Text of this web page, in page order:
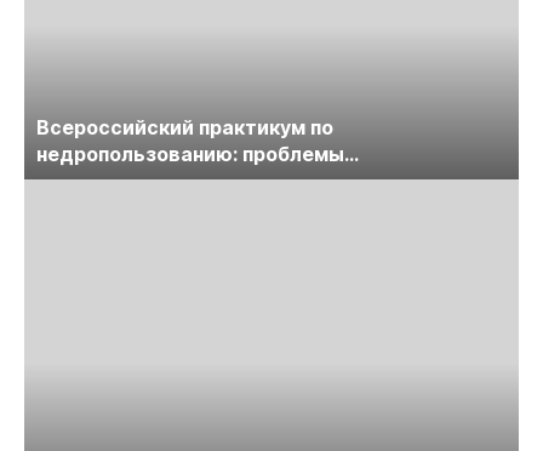
Всероссийский практикум по
недропользованию: проблемы
лицензирования, цифровизации, экспертизы